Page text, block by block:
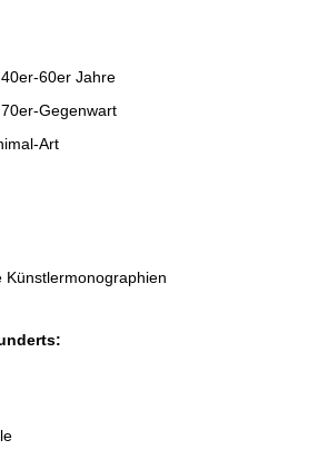
60er Jahre
Gegenwart
Art
Künstlermonographien